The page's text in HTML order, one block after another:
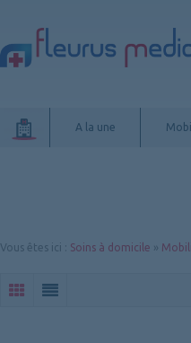
A la une
Vous êtes ici Soins à domicile »